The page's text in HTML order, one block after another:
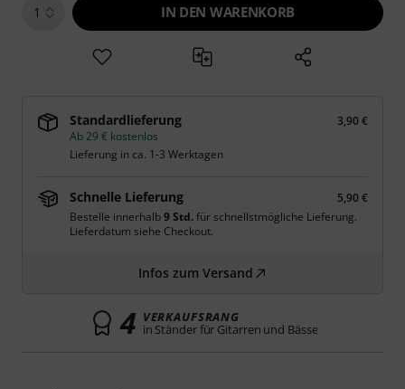
1 IN DEN WARENKORB
Standardlieferung
3,90 €
Ab 29 € kostenlos
Lieferung in ca. 1-3 Werktagen
Schnelle Lieferung
5,90 €
Bestelle innerhalb9 Std.für schnellstmögliche Lieferung.
Lieferdatum siehe Checkout.
Infos zum Versand
4 VERKAUFSRANG
in Ständer für Gitarren und Bässe